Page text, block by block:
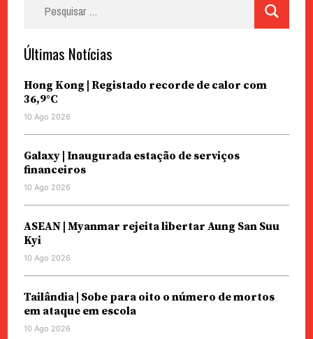
Últimas Notícias
Hong Kong | Registado recorde de calor com
36,9°C
10 Ago 2026
Galaxy | Inaugurada estação de serviços
financeiros
10 Ago 2026
ASEAN | Myanmar rejeita libertar Aung San Suu
Kyi
10 Ago 2026
Tailândia | Sobe para oito o número de mortos
em ataque em escola
10 Ago 2026